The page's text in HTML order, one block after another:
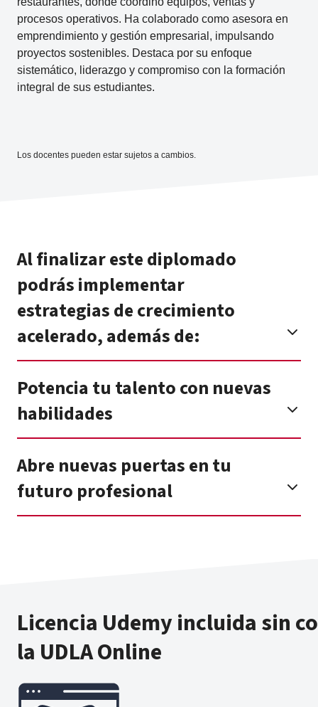
procesos operativos. Ha colaborado como asesora en
emprendimiento y gestión empresarial, impulsando
proyectos sostenibles. Destaca por su enfoque
sistemático, liderazgo y compromiso con la formación
integral de sus estudiantes.
Los docentes pueden estar sujetos a cambios.
Al finalizar este diplomado
podrás implementar
estrategias de crecimiento
acelerado, además de:
Potencia tu talento con nuevas
habilidades
Abre nuevas puertas en tu
futuro profesional
Licencia Udemy incluida sin
la UDLA Online